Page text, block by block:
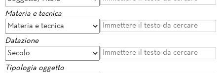
Materia e tecnica
Datazione
Tipologia oggetto